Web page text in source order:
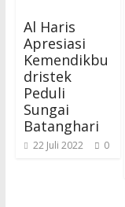
Al Haris
Apresiasi
Kemendikbu
dristek
Peduli
Sungai
Batanghari
22 Juli 2022 0